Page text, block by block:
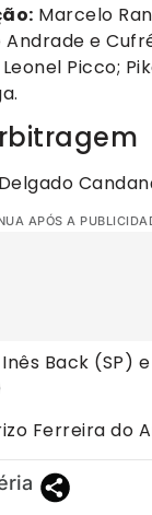
Marcelo
Andrade e
Picco;
APÓS A
Back (SP)
Ferreira do